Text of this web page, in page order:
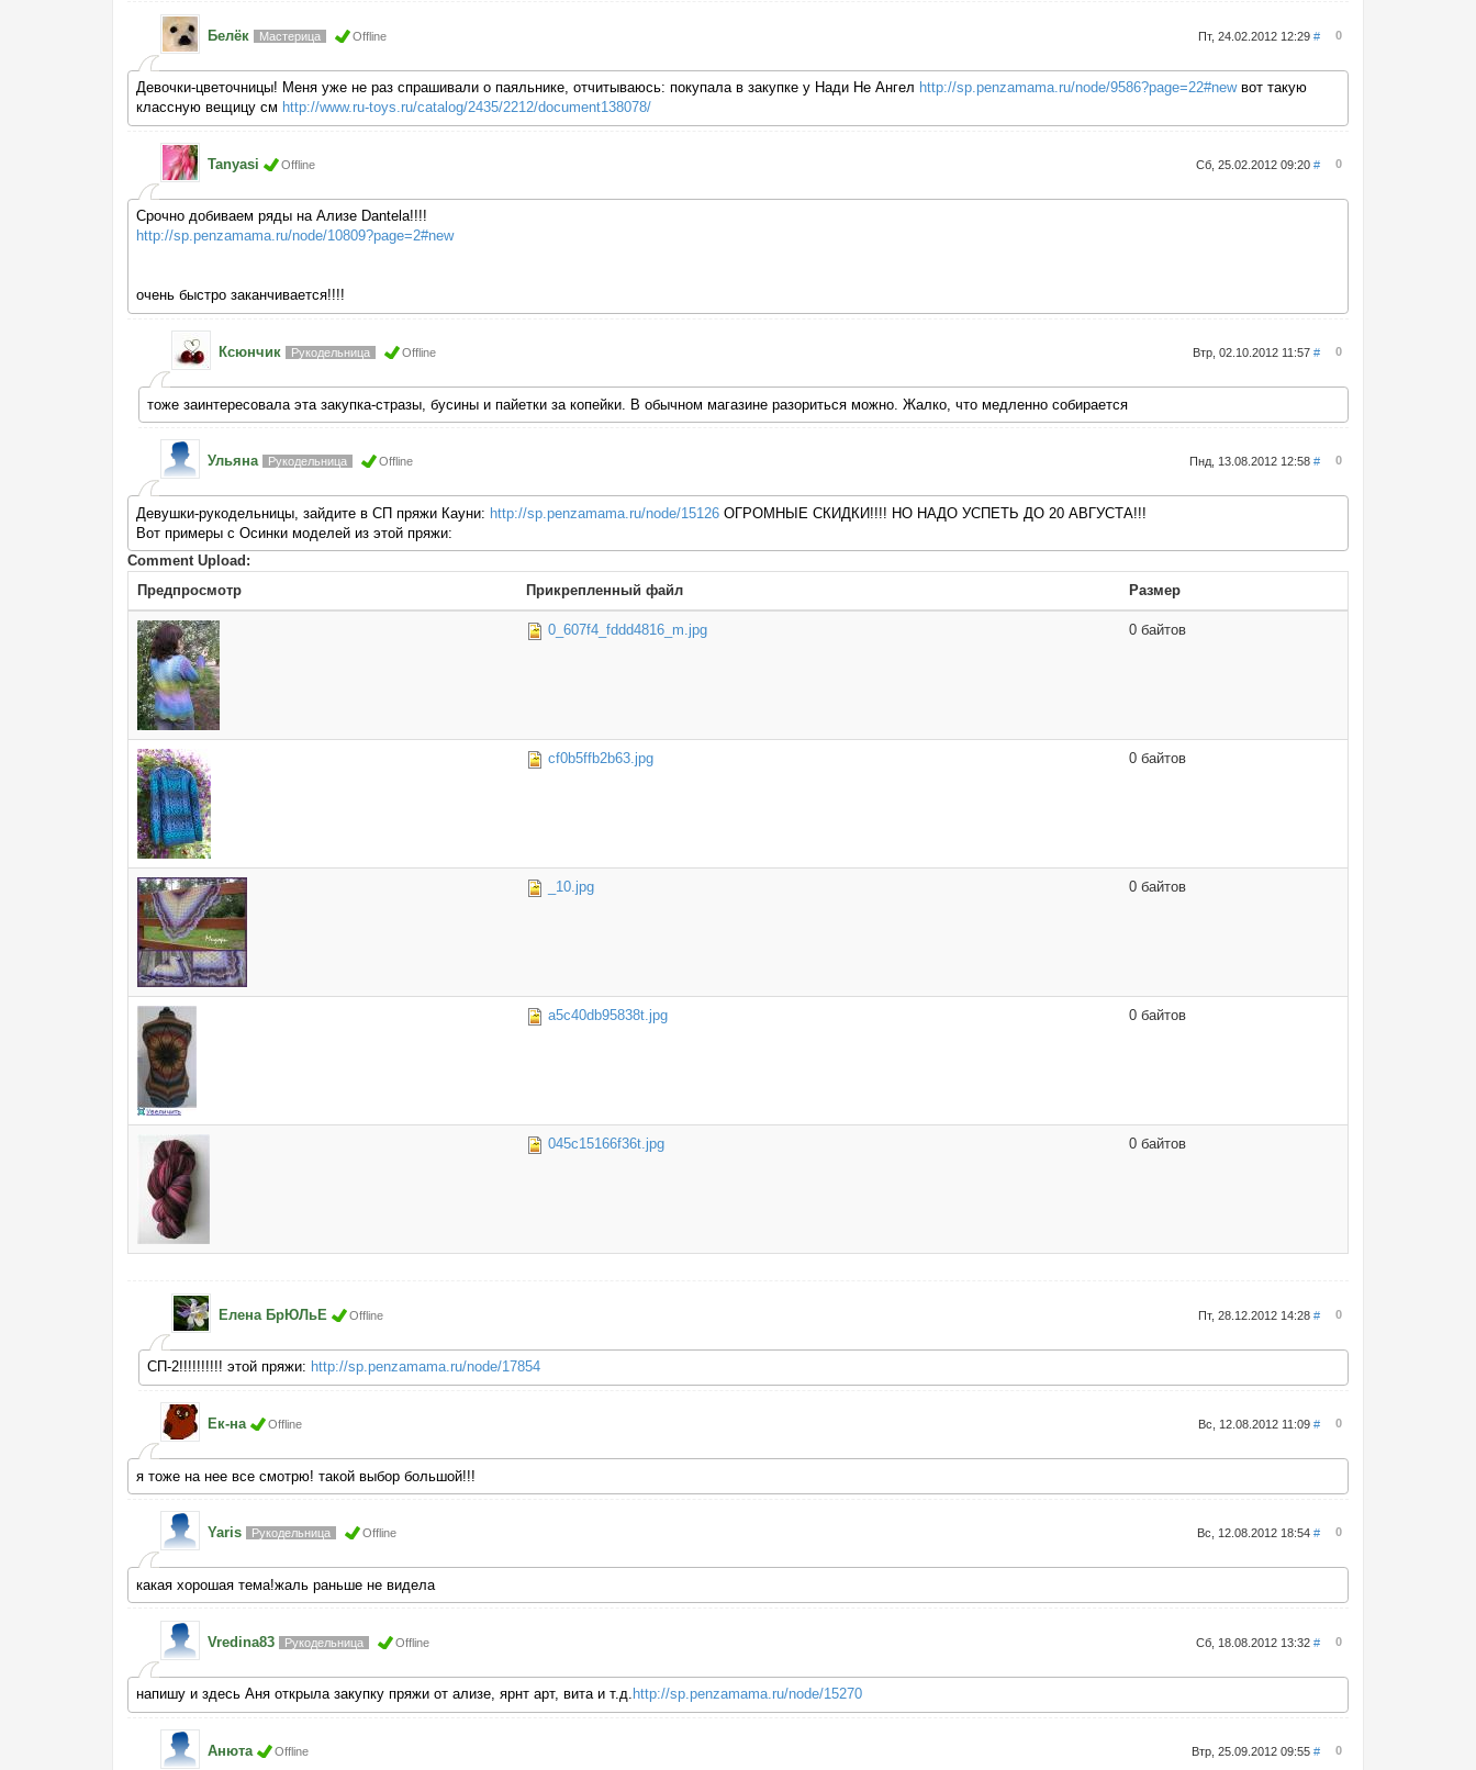
Белёк Мастерица Offline Пт, 24.02.2012 12:29# 0
Девочки-цветочницы! Меня уже не раз спрашивали о паяльнике, отчитываюсь: покупала в закупке у Нади Не Ангел http://sp.penzamama.ru/node/9586?page=22#newвот такую
классную вещицу см http://www.ru-toys.ru/catalog/2435/2212/document138078/
Tanyasi Offline Сб, 25.02.2012 09:20# 0
Срочно добиваем ряды на Ализе Dantela!!!!
http://sp.penzamama.ru/node/10809?page=2#new
очень быстро заканчивается!!!!
Ксюнчик Рукодельница Offline Втр, 02.10.2012 11:57# 0
тоже заинтересовала эта закупка-стразы, бусины и пайетки за копейки. В обычном магазине разориться можно. Жалко, что медленно собирается
Ульяна Рукодельница Offline Пнд, 13.08.2012 12:58# 0
Девушки-рукодельницы, зайдите в СП пряжи Кауни: http://sp.penzamama.ru/node/15126ОГРОМНЫЕ СКИДКИ!!!! НО НАДО УСПЕТЬ ДО 20 АВГУСТА!!!
Вот примеры с Осинки моделей из этой пряжи:
Comment Upload:
Предпросмотр
Прикрепленный файл Размер
0_607f4_fddd4816_m.jpg 0 байтов
cf0b5ffb2b63.jpg 0 байтов
_10.jpg 0 байтов
a5c40db95838t.jpg 0 байтов
045c15166f36t.jpg 0 байтов
Елена БрЮЛьЕ Offline Пт, 28.12.2012 14:28# 0
СП-2!!!!!!!!!! этой пряжи: http://sp.penzamama.ru/node/17854
Ек-на Offline Вс, 12.08.2012 11:09# 0
я тоже на нее все смотрю! такой выбор большой!!!
Yaris Рукодельница Offline Вс, 12.08.2012 18:54# 0
какая хорошая тема!жаль раньше не видела
Vredina83 Рукодельница Offline Сб, 18.08.2012 13:32# 0
напишу и здесь Аня открыла закупку пряжи от ализе, ярнт арт, вита и т.д. http://sp.penzamama.ru/node/15270
Анютa Offline Втр, 25.09.2012 09:55# 0